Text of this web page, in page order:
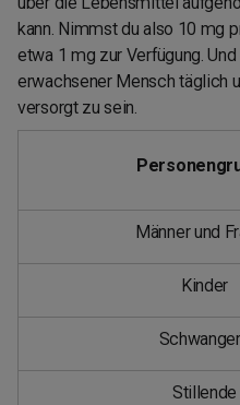
kann. Nimmst du also 10 mg
etwa 1 mg zur Verfügung.
erwachsener Mensch täglich
versorgt zu sein.
Männer und
Kinder
Stillende